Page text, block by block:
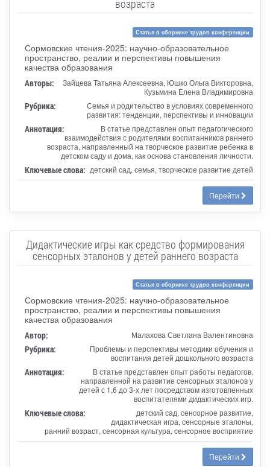
возраста
Статья в сборнике трудов конференции
Сормовские чтения-2025: научно-образовательное
пространство, реалии и перспективы повышения
качества образования
Авторы:
Зайцева Татьяна Алексеевна, Юшко Ольга Викторовна,
Кузьмина Елена Владимировна
Рубрика:
Семья и родительство в условиях современного
развития: тенденции, перспективы и инновации
Аннотация:
В статье представлен опыт педагогического
взаимодействия с родителями воспитанников раннего
возраста, направленный на творческое развитие ребенка в
детском саду и дома, как основа становления личности.
Ключевые слова: детский сад, семья, творческое развитие детей
Перейти
Дидактические игры как средство формирования
сенсорных эталонов у детей раннего возраста
Статья в сборнике трудов конференции
Сормовские чтения-2025: научно-образовательное
пространство, реалии и перспективы повышения
качества образования
Автор: Малахова Светлана Валентиновна
Рубрика:
Проблемы и перспективы методики обучения и
воспитания детей дошкольного возраста
Аннотация:
В статье представлен опыт работы педагогов,
направленной на развитие сенсорных эталонов у
детей с 1,6 до 3-х лет посредством изготовленных
воспитателями дидактических игр.
Ключевые слова:
детский сад, сенсорное развитие,
дидактическая игра, сенсорные эталоны,
ранний возраст, сенсорная культура, сенсорное восприятие
Перейти